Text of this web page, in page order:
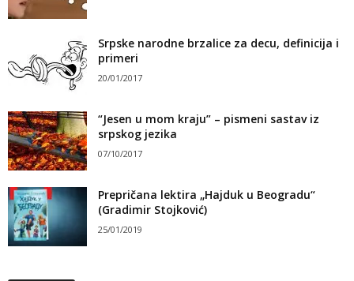
Srpske narodne brzalice za decu, definicija i
primeri
20/01/2017
“Jesen u mom kraju” – pismeni sastav iz
srpskog jezika
07/10/2017
Prepričana lektira „Hajduk u Beogradu“
(Gradimir Stojković)
25/01/2019